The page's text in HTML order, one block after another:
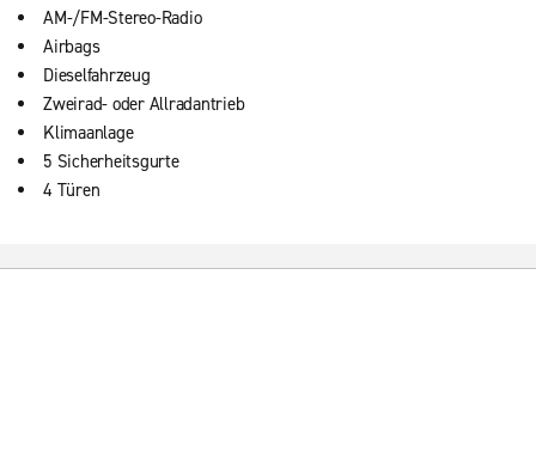
AM-/FM-Stereo-Radio
Airbags
Dieselfahrzeug
Zweirad- oder Allradantrieb
Klimaanlage
5 Sicherheitsgurte
4 Türen